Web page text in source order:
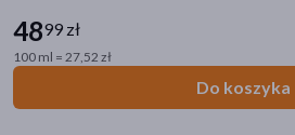
4899 zł
100 ml = 27,52 zł
Do koszyka